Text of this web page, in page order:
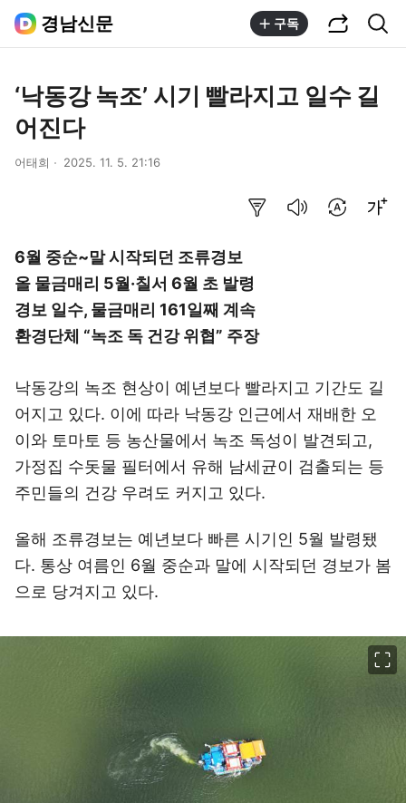
경남신문 구독
‘낙동강 녹조’ 시기 빨라지고 일수 길
어진다
어태희 2025. 11. 5. 21:16
6월 중순~말 시작되던 조류경보
올 물금매리 5월·칠서 6월 초 발령
경보 일수, 물금매리 161일째 계속
환경단체 “녹조 독 건강 위협” 주장
낙동강의 녹조 현상이 예년보다 빨라지고 기간도 길
어지고 있다. 이에 따라 낙동강 인근에서 재배한 오
이와 토마토 등 농산물에서 녹조 독성이 발견되고,
가정집 수돗물 필터에서 유해 남세균이 검출되는 등
주민들의 건강 우려도 커지고 있다.
올해 조류경보는 예년보다 빠른 시기인 5월 발령됐
다. 통상 여름인 6월 중순과 말에 시작되던 경보가 봄
으로 당겨지고 있다.